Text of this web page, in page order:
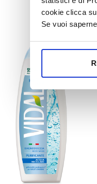
cookie clicca
Se vuoi